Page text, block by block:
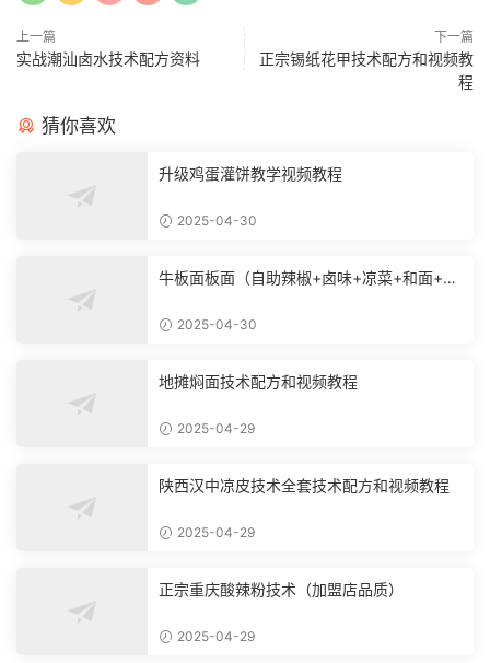
上一篇
实战潮汕卤水技术配方资料
下一篇
正宗锡纸花甲技术配方和视频教
程
猜你喜欢
升级鸡蛋灌饼教学视频教程
2025-04-30
牛板面板面（自助辣椒+卤味+凉菜+和面+烙
2025-04-30
地摊焖面技术配方和视频教程
2025-04-29
陕西汉中凉皮技术全套技术配方和视频教程
2025-04-29
正宗重庆酸辣粉技术（加盟店品质）
2025-04-29